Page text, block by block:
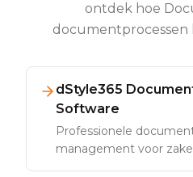
ontdek hoe
documentprocessen
dStyle365
Software
Professionele
management voor